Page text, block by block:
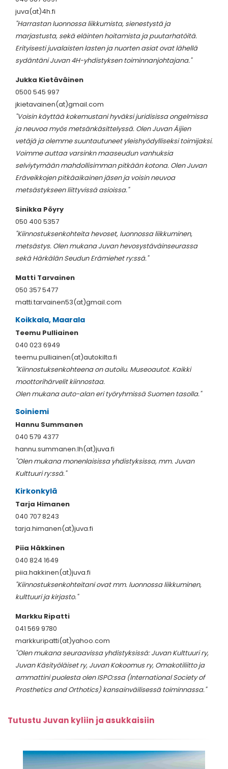
juva(at)4h.fi
"Harrastan luonnossa liikkumista, sienestystä ja
marjastusta, sekä eläinten hoitamista ja puutarhatöitä.
Erityisesti juvalaisten lasten ja nuorten asiat ovat lähellä
sydäntäni Juvan 4H-yhdistyksen toiminnanjohtajana."
Jukka Kietäväinen
0500 545 997
jkietavainen(at)gmail.com
"Voisin käyttää kokemustani hyväksi juridisissa ongelmissa
ja neuvoa myös metsänkäsittelyssä. Olen Juvan Äijien
vetäjä ja olemme suuntautuneet yleishyödylliseksi toimijaksi.
Voimme auttaa varsinkn maaseudun vanhuksia
selviytymään mahdollisimman pitkään kotona. Olen Juvan
Eräveikkojen pitkäaikainen jäsen ja voisin neuvoa
metsästykseen liittyvissä asioissa."
Sinikka Pöyry
050 400 5357
"Kiinnostuksenkohteita hevoset, luonnossa liikkuminen,
metsästys. Olen mukana Juvan hevosystäväinseurassa
sekä Härkälän Seudun Erämiehet ry:ssä."
Matti Tarvainen
050 357 5477
matti.tarvainen53(at)gmail.com
Koikkala, Maarala
Teemu Pulliainen
040 023 6949
teemu.pulliainen(at)autokilta.fi
"Kiinnostuksenkohteena on autoilu. Museoautot. Kaikki
moottorihärvelit kiinnostaa.
Olen mukana auto-alan eri työryhmissä Suomen tasolla."
Soiniemi
Hannu Summanen
040 579 4377
hannu.summanen.lh(at)juva.fi
"Olen mukana monenlaisissa yhdistyksissa, mm. Juvan
Kulttuuri ry:ssä."
Kirkonkylä
Tarja Himanen
040 707 8243
tarja.himanen(at)juva.fi
Piia Häkkinen
040 824 1649
piia.hakkinen(at)juva.fi
"Kiinnostuksenkohteitani ovat mm. luonnossa liikkuminen,
kulttuuri ja kirjasto."
Markku Ripatti
041 569 9780
markkuripatti(at)yahoo.com
"Olen mukana seuraavissa yhdistyksissä: Juvan Kulttuuri ry,
Juvan Käsityöläiset ry, Juvan Kokoomus ry, Omakotiliitto ja
ammattini puolesta olen ISPO:ssa (International Society of
Prosthetics and Orthotics) kansainväilisessä toiminnassa."
Tutustu Juvan kyliin ja asukkaisiin